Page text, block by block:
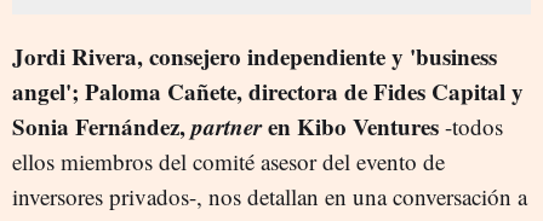
Jordi Rivera, consejero independiente y 'business
angel'; Paloma Cañete, directora de Fides Capital y
Sonia Fernández,partneren Kibo Ventures -todos
ellos miembros del comité asesor del evento de
inversores privados-, nos detallan en una conversación a